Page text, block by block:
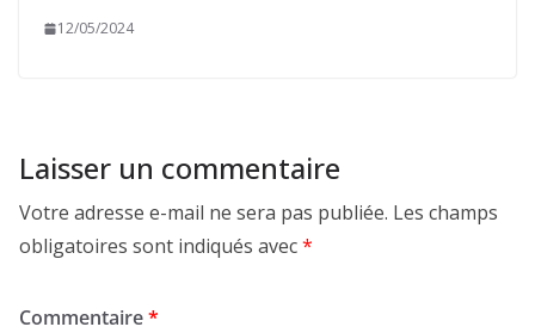
12/05/2024
Laisser un commentaire
Votre adresse e-mail ne sera pas publiée. Les champs
obligatoires sont indiqués avec*
Commentaire*